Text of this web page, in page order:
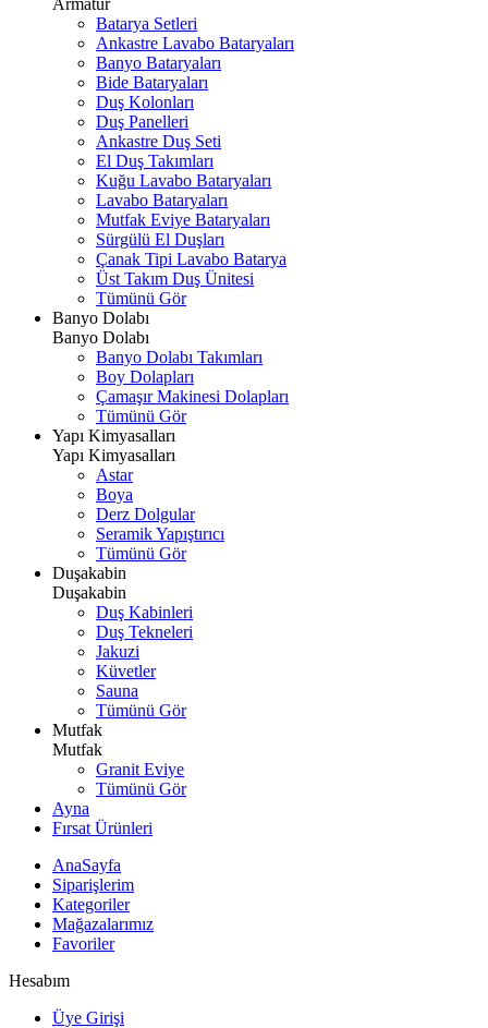
Armatür
Batarya Setleri
Ankastre Lavabo Bataryaları
Banyo Bataryaları
Bide Bataryaları
Duş Kolonları
Duş Panelleri
Ankastre Duş Seti
El Duş Takımları
Kuğu Lavabo Bataryaları
Lavabo Bataryaları
Mutfak Eviye Bataryaları
Sürgülü El Duşları
Çanak Tipi Lavabo Batarya
Üst Takım Duş Ünitesi
Tümünü Gör
Banyo Dolabı
Banyo Dolabı
Banyo Dolabı Takımları
Boy Dolapları
Çamaşır Makinesi Dolapları
Tümünü Gör
Yapı Kimyasalları
Yapı Kimyasalları
Astar
Boya
Derz Dolgular
Seramik Yapıştırıcı
Tümünü Gör
Duşakabin
Duşakabin
Duş Kabinleri
Duş Tekneleri
Jakuzi
Küvetler
Sauna
Tümünü Gör
Mutfak
Mutfak
Granit Eviye
Tümünü Gör
Ayna
Fırsat Ürünleri
AnaSayfa
Siparişlerim
Kategoriler
Mağazalarımız
Favoriler
Hesabım
Üye Girişi